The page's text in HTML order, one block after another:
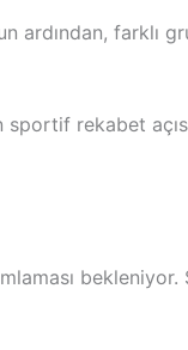
ardından, farklı
rekabet
bekleniyor.